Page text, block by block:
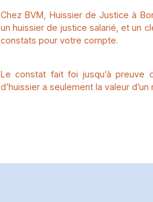
Chez BVM, Huissier de Justice à
un huissier de justice salarié, et un
constats pour votre compte.
Le constat fait foi jusqu’à preuve
d’huissier a seulement la valeur